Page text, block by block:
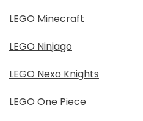
LEGO Minecraft
LEGO Ninjago
LEGO Nexo Knights
LEGO One Piece